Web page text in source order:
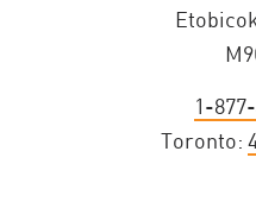
1-
Toronto: